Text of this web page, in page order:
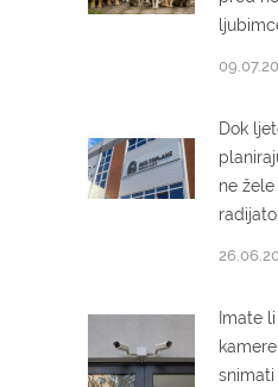
Dok
ne
Imate
snimati